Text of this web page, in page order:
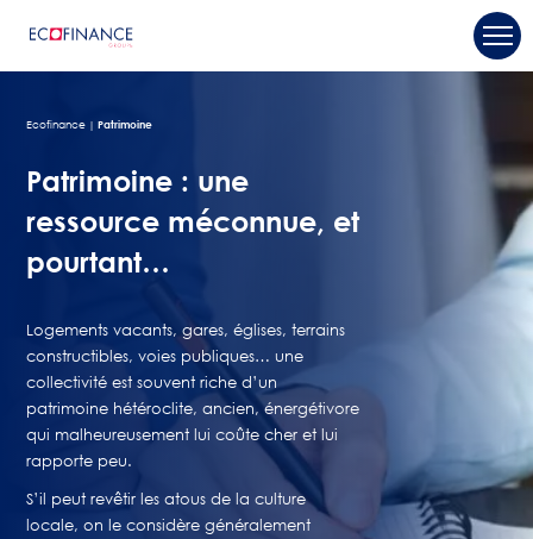
Ecofinance Patrimoine
Patrimoine : une
ressource méconnue, et
pourtant…
Logements vacants, gares, églises, terrains
constructibles, voies publiques… une
collectivité est souvent riche d’un
patrimoine hétéroclite, ancien, énergétivore
qui malheureusement lui coûte cher et lui
rapporte peu.
S’il peut revêtir les atous de la culture
locale, on le considère généralement